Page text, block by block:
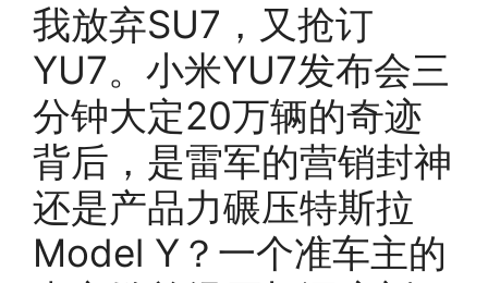
我放弃SU7，又抢订
YU7。小米YU7发布会三
分钟大定20万辆的奇迹
背后，是雷军的营销封神
还是产品力碾压特斯拉
Model Y？一个准车主的